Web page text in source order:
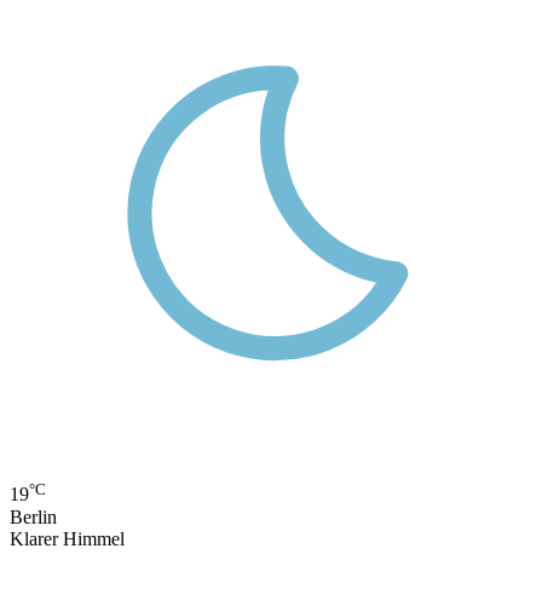
19°C
Berlin
Klarer Himmel